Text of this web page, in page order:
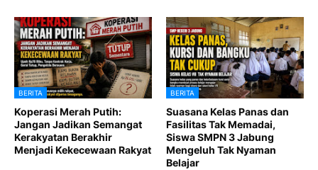
BERITA
Koperasi Merah Putih:
Jangan Jadikan Semangat
Kerakyatan Berakhir
Menjadi Kekecewaan Rakyat
BERITA
Suasana Kelas Panas dan
Fasilitas Tak Memadai,
Siswa SMPN 3 Jabung
Mengeluh Tak Nyaman
Belajar